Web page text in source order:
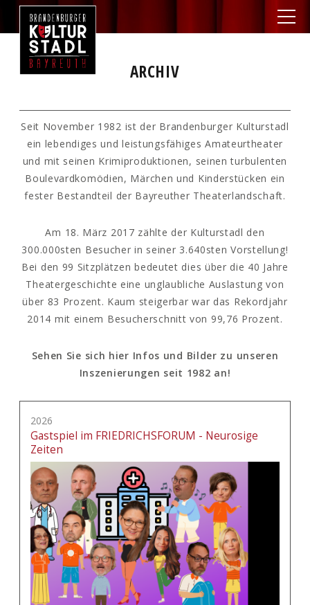
ARCHIV
Seit November 1982 ist der Brandenburger Kulturstadl
ein lebendiges und leistungsfähiges Amateurtheater
und mit seinen Krimiproduktionen, seinen turbulenten
Boulevardkomödien, Märchen und Kinderstücken ein
fester Bestandteil der Bayreuther Theaterlandschaft.
Am 18. März 2017 zählte der Kulturstadl den
300.000sten Besucher in seiner 3.640sten Vorstellung!
Bei den 99 Sitzplätzen bedeutet dies über die 40 Jahre
Theatergeschichte eine unglaubliche Auslastung von
über 83 Prozent. Kaum steigerbar war das Rekordjahr
2014 mit einem Besucherschnitt von 99,76 Prozent.
Sehen Sie sich hier Infos und Bilder zu unseren
Inszenierungen seit 1982 an!
2026
Gastspiel im FRIEDRICHSFORUM - Neurosige
Zeiten